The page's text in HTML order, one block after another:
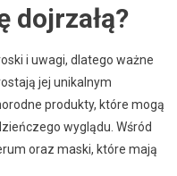
dojrzałą?
i uwagi, dlatego ważne
jej unikalnym
produkty, które mogą
wyglądu. Wśród
oraz maski, które mają